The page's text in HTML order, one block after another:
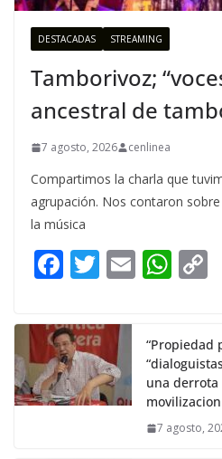
DESTACADAS STREAMING
Tamborivoz;
ancestral de
7 agosto, 2026 cenlinea
Compartimos la charla que
agrupación. Nos contaron
la música
F
e
b
o
o
T
itt
er
E W
s
A
p
p
y
n
k
“Propiedad
una derrota
7 agosto,